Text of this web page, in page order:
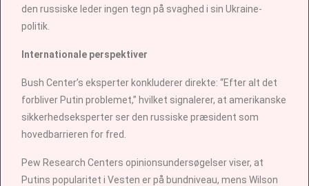
den russiske leder ingen tegn på svaghed i sin Ukraine-
politik.
Internationale perspektiver
Bush Center’s eksperter konkluderer direkte: “Efter alt det
forbliver Putin problemet,” hvilket signalerer, at amerikanske
sikkerhedseksperter ser den russiske præsident som
hovedbarrieren for fred.
Pew Research Centers opinionsundersøgelser viser, at
Putins popularitet i Vesten er på bundniveau, mens Wilson